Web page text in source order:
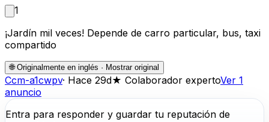
1
¡Jardín mil veces! Depende de carro particular, bus, taxi
compartido
🌐Originalmente en inglés · Mostrar original
Ccm-a1cwpv· Hace 29d★ Colaborador expertoVer 1
anuncio
Entra para responder y guardar tu reputación de